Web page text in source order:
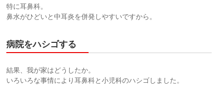
特に耳鼻科。
鼻水がひどいと中耳炎を併発しやすいですから。
病院をハシゴする
結果、我が家はどうしたか。
いろいろな事情により耳鼻科と小児科のハシゴしました。